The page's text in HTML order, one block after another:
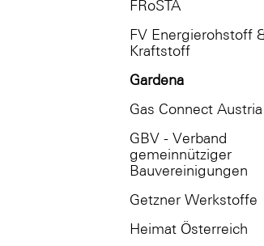
FRoSTA
FV Energierohstoff
Kraftstoff
Gardena
Gas Connect Austria
GBV - Verband
gemeinnütziger
Bauvereinigungen
Getzner Werkstoffe
Heimat Österreich